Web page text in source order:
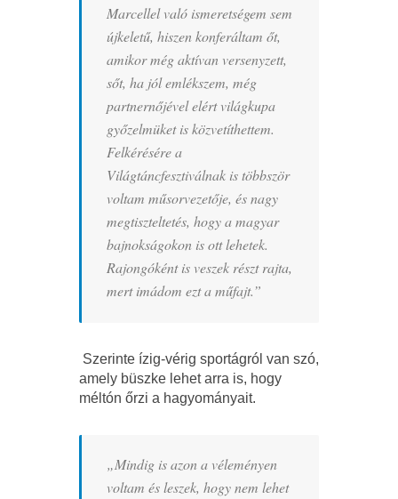
Marcellel való ismeretségem sem
újkeletű, hiszen konferáltam őt,
amikor még aktívan versenyzett,
sőt, ha jól emlékszem, még
partnernőjével elért világkupa
győzelmüket is közvetíthettem.
Felkérésére a
Világtáncfesztiválnak is többször
voltam műsorvezetője, és nagy
megtiszteltetés, hogy a magyar
bajnokságokon is ott lehetek.
Rajongóként is veszek részt rajta,
mert imádom ezt a műfajt.”
Szerinte ízig-vérig sportágról van szó,
amely büszke lehet arra is, hogy
méltón őrzi a hagyományait.
„Mindig is azon a véleményen
voltam és leszek, hogy nem lehet